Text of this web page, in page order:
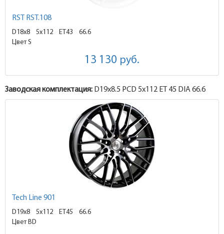
RST RST.108
D18x8 5x112 ET43
66.6
Цвет S
13 130 руб.
Заводская комплектация: D19x8.5 PCD 5x112 ET 45 DIA 66.6
Tech Line 901
D19x8 5x112 ET45
66.6
Цвет BD